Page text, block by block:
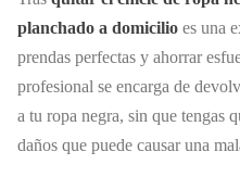
planchado a domicilio es una
prendas perfectas y ahorrar
profesional se encarga de
a tu ropa negra, sin que tengas
daños que puede causar una